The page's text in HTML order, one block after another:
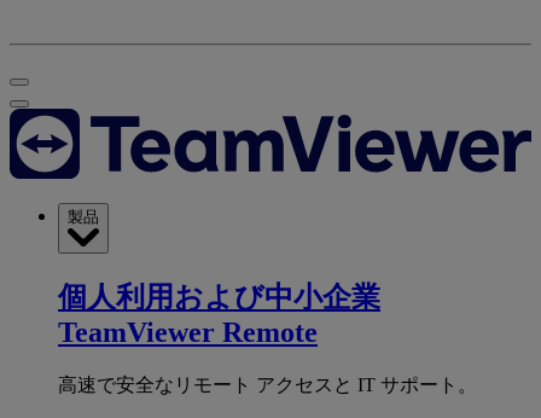
製品
個人利用および中小企業
TeamViewer Remote
高速で安全なリモート アクセスと IT サポート。